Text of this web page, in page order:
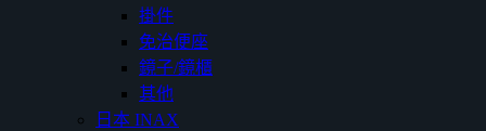
掛件
免治便座
鏡子/鏡櫃
其他
日本 INAX